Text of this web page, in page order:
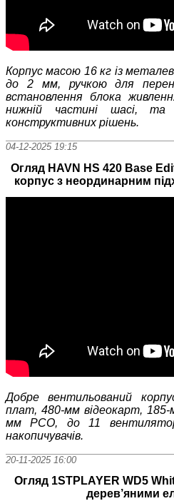
Корпус масою 16 кг із
до 2 мм, ручкою для
встановлення блока
нижній частині шасі, та
конструктивних рішень.
04-12-2025 19:15
Огляд HAVN HS 420 Base
корпус з неординарним
Добре вентильований
плат, 480-мм відеокарт,
мм РСО, до 11
накопичувачів.
20-11-2025 16:00
Огляд 1STPLAYER WD5
дерев’яними